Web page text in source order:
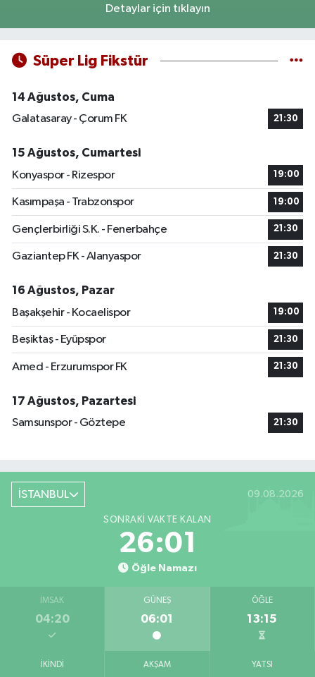
Detaylar için tıklayın
Süper Lig Fikstür
14 Ağustos, Cuma
Galatasaray - Çorum FK
21:30
15 Ağustos, Cumartesi
Konyaspor - Rizespor
19:00
Kasımpaşa - Trabzonspor 19:00
Gençlerbirliği S.K. - Fenerbahçe 21:30
Gaziantep FK - Alanyaspor 21:30
16 Ağustos, Pazar
Başakşehir - Kocaelispor
19:00
Beşiktaş - Eyüpspor 21:30
Amed - Erzurumspor FK 21:30
17 Ağustos, Pazartesi
Samsunspor - Göztepe
21:30
İSTANBUL 09.08.2026
SONRAKI VAKTE KALAN
26:00
Öğle Namazı
İMSAK
04:20
GÜNEŞ
06:01
ÖĞLE
13:15
İKINDI AKŞAM YATSI